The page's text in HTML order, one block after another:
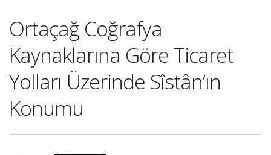
Ortaçağ Coğrafya
Kaynaklarına Göre Ticaret
Yolları Üzerinde Sîstân’ın
Konumu